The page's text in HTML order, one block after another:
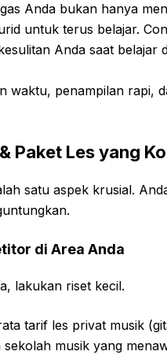
Anda bukan hanya
untuk terus belajar.
Anda saat belajar
waktu, penampilan rapi,
Paket Les yang
satu aspek krusial.
di Area Anda
lakukan riset kecil.
tarif les privat musik
musik yang